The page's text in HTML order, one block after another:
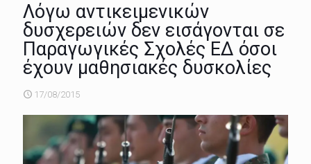
Λόγω αντικειμενικών
δυσχερειών δεν εισάγονται σε
Παραγωγικές Σχολές ΕΔ όσοι
έχουν μαθησιακές δυσκολίες
17/08/2015